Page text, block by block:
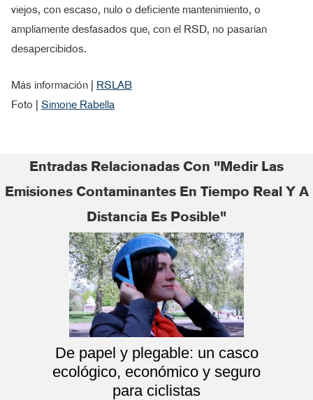
viejos, con escaso, nulo o deficiente mantenimiento, o
ampliamente desfasados que, con el RSD, no pasarían
desapercibidos.
Más información | RSLAB
Foto | Simone Rabella
Entradas Relacionadas Con "Medir Las
Emisiones Contaminantes En Tiempo Real Y A
Distancia Es Posible"
De papel y plegable: un casco
ecológico, económico y seguro
para ciclistas